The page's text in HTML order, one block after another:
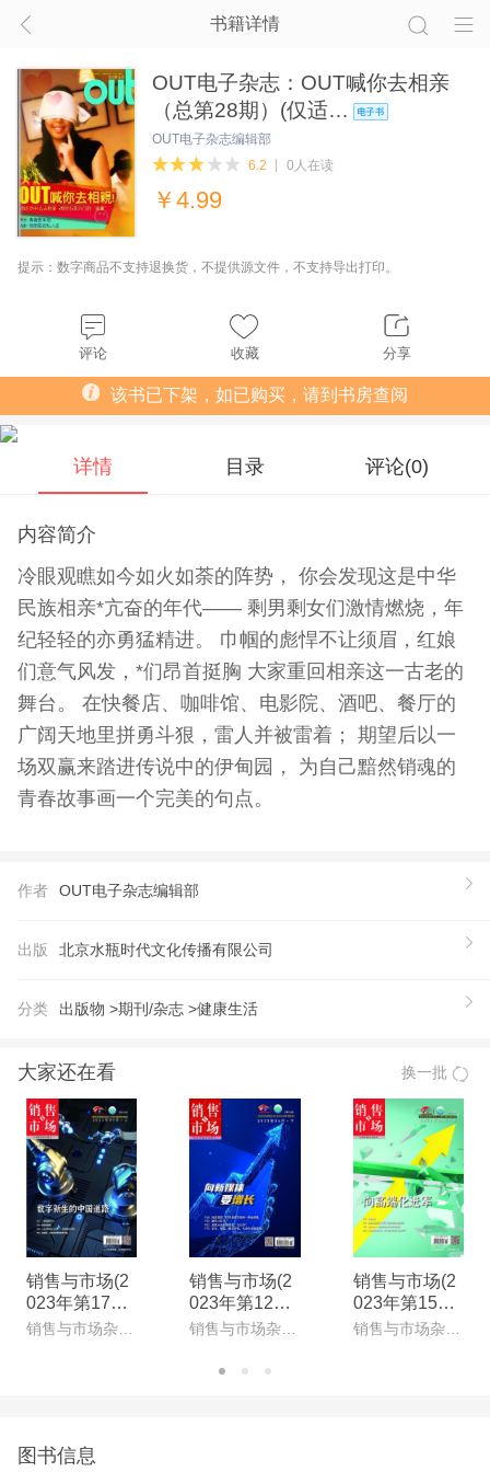
书籍详情
OUT电子杂志：OUT喊你去相亲
（总第28期）(仅适…
OUT电子杂志编辑部
6.2
0人在读
￥ 4.99
提示：数字商品不支持退换货，不提供源文件，不支持导出打印。
评论 收藏 分享
该书已下架，如已购买，请到书房查阅
详情 目录 评论(0)
内容简介
冷眼观瞧如今如火如荼的阵势， 你会发现这是中华
民族相亲*亢奋的年代—— 剩男剩女们激情燃烧，年
纪轻轻的亦勇猛精进。 巾帼的彪悍不让须眉，红娘
们意气风发，*们昂首挺胸 大家重回相亲这一古老的
舞台。 在快餐店、咖啡馆、电影院、酒吧、餐厅的
广阔天地里拼勇斗狠，雷人并被雷着； 期望后以一
场双赢来踏进传说中的伊甸园， 为自己黯然销魂的
青春故事画一个完美的句点。
作者 OUT电子杂志编辑部
出版 北京水瓶时代文化传播有限公司
分类 出版物 >期刊/杂志 >健康生活
大家还在看 换一批
销售与市场(2
023年第17期)
(电子杂志)
销售与市场杂志社
销售与市场(2
023年第12期)
(电子杂志)
销售与市场杂志社
销售与市场(2
023年第15期)
(电子杂志)
销售与市场杂志社
图书信息